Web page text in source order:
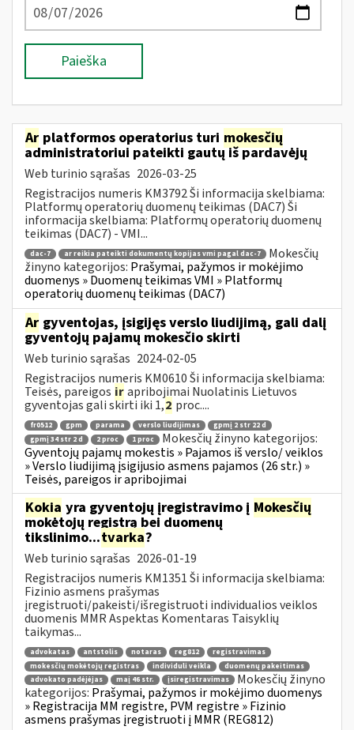
Paieška
Ar platformos operatorius turi mokesčių
administratoriui pateikti gautų iš pardavėjų
Web turinio sąrašas 2026-03-25
Registracijos numeris KM3792 Ši informacija skelbiama:
Platformų operatorių duomenų teikimas (DAC7) Ši
informacija skelbiama: Platformų operatorių duomenų
teikimas (DAC7) - VMI...
dac-7 ar reikia pateikti dokumentų kopijas vmi pagal dac-7
Mokesčių
žinyno kategorijos: Prašymai, pažymos ir mokėjimo
duomenys » Duomenų teikimas VMI » Platformų
operatorių duomenų teikimas (DAC7)
Ar gyventojas, įsigijęs verslo liudijimą, gali dalį
gyventojų pajamų mokesčio skirti
Web turinio sąrašas 2024-02-05
Registracijos numeris KM0610 Ši informacija skelbiama:
Teisės, pareigos irapribojimai Nuolatinis Lietuvos
gyventojas gali skirti iki 1,2 proc....
fr0512 gpm parama verslo liudijimas
gpmį 2 str 22 d
gpmį 34 str 2 d
2 proc 1 proc
Mokesčių žinyno kategorijos:
Gyventojų pajamų mokestis » Pajamos iš verslo/ veiklos
» Verslo liudijimą įsigijusio asmens pajamos (26 str.) »
Teisės, pareigos ir apribojimai
Kokia yra gyventojų įregistravimo į Mokesčių
mokėtojų registrą bei duomenų
tikslinimo...tvarka?
Web turinio sąrašas 2026-01-19
Registracijos numeris KM1351 Ši informacija skelbiama:
Fizinio asmens prašymas
įregistruoti/pakeisti/išregistruoti individualios veiklos
duomenis MMR Aspektas Komentaras Taisyklių
taikymas...
advokatas antstolis notaras reg812
registravimas
mokesčių mokėtojų registras
individuli veikla
duomenų pakeitimas
advokato padėjėjas
maį 46 str. įsiregistravimas
Mokesčių žinyno
kategorijos: Prašymai, pažymos ir mokėjimo duomenys
» Registracija MM registre, PVM registre » Fizinio
asmens prašymas įregistruoti į MMR (REG812)